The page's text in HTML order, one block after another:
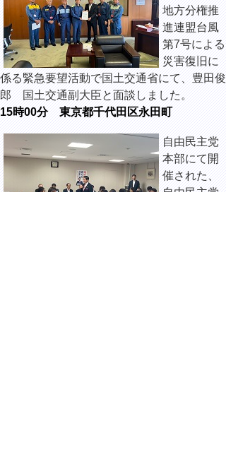
地方分権推
進連盟台風
第7号による
災害復旧に
係る緊急要望活動で国土交通省にて、豊田俊
郎 国土交通副大臣と面談しました。
15時00分 東京都千代田区永田町
自由民主党
本部にて開
催された、
自由民主党